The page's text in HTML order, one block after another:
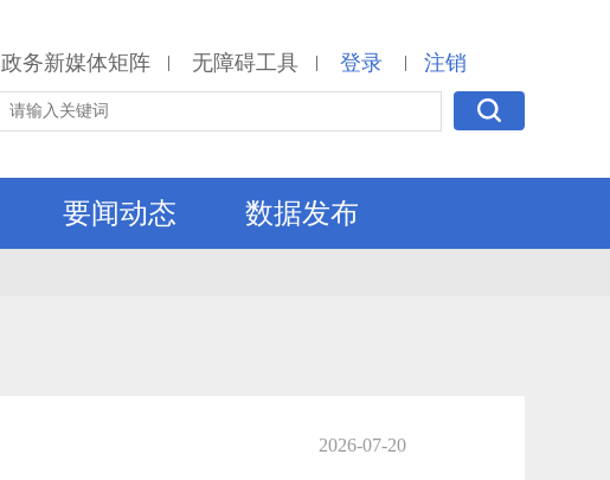
政务新媒体矩阵 | 无障碍工具 | 登录 | 注销
要闻动态 数据发布
2026-07-20